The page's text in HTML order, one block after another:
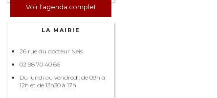
Voir l'agenda complet
LA MAIRIE
26 rue du docteur Neis
02 98 70 40 66
Du lundi au vendredi: de 09h à
12h et de 13h30 à 17h